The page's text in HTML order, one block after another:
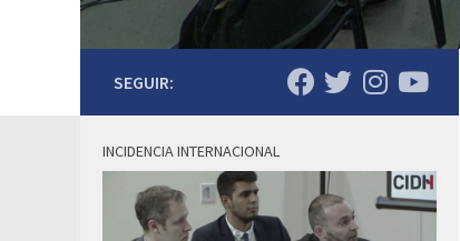
SEGUIR:
INCIDENCIA INTERNACIONAL